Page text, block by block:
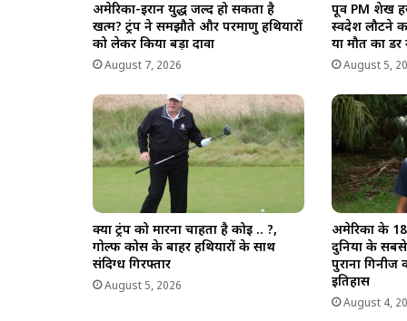
अमेरिका-ईरान युद्ध जल्द हो सकता है
खत्म? ट्रंप ने समझौते और परमाणु हथियारों
को लेकर किया बड़ा दावा
August 7, 2026
पूर्व PM शेख
स्वदेश लौटने
या मौत का डर
August 5,
क्या ट्रंप को मारना चाहता है कोई .. ?,
गोल्फ कोर्स के बाहर हथियारों के साथ
संदिग्ध गिरफ्तार
August 5, 2026
अमेरिका के
दुनिया के सबसे
पुराना गिनीज
इतिहास
August 4,